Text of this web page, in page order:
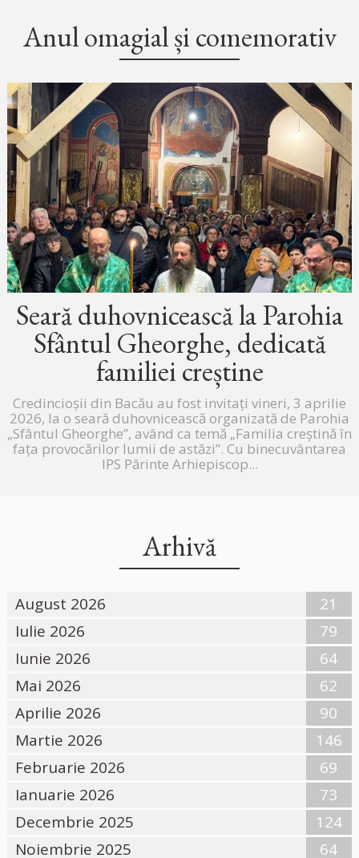
Anul omagial și comemorativ
Seară duhovnicească la Parohia
Sfântul Gheorghe, dedicată
familiei creștine
Credincioșii din Bacău au fost invitați vineri, 3 aprilie
2026, la o seară duhovnicească organizată de Parohia
„Sfântul Gheorghe”, având ca temă „Familia creștină în
fața provocărilor lumii de astăzi”. Cu binecuvântarea
IPS Părinte Arhiepiscop...
Arhivă
August 2026
21
Iulie 2026
79
Iunie 2026
64
Mai 2026
62
Aprilie 2026
90
Martie 2026
146
Februarie 2026
69
Ianuarie 2026
73
Decembrie 2025
124
Noiembrie 2025
64